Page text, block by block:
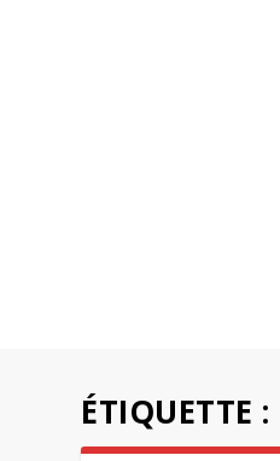
ÉTIQUETTE :